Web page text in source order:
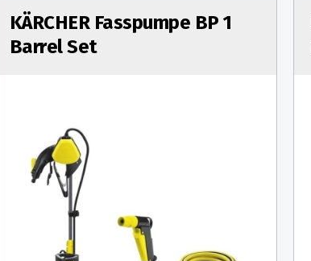
KÄRCHER Fasspumpe BP 1
Barrel Set